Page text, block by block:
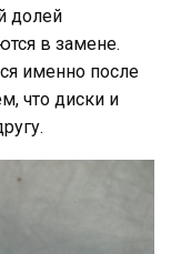
долей
в замене.
именно после
что диски и